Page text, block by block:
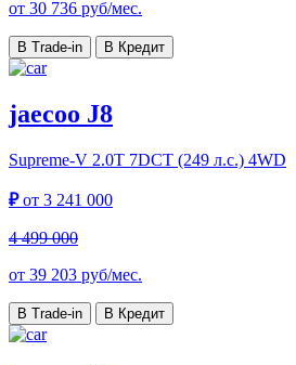
от 30 736 руб/мес.
В Trade-in В Кредит
jaecoo J8
Supreme-V 2.0T 7DCT (249 л.с.) 4WD
₽от 3 241 000
4 499 000
от 39 203 руб/мес.
В Trade-in В Кредит